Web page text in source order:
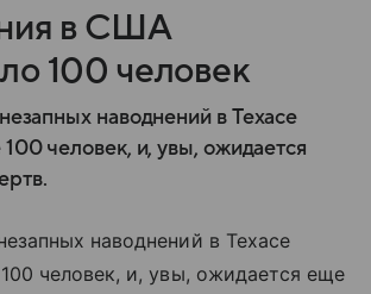
в США
100 человек
наводнений в Техасе
человек, и, увы, ожидается
наводнений в Техасе
человек, и, увы, ожидается еще